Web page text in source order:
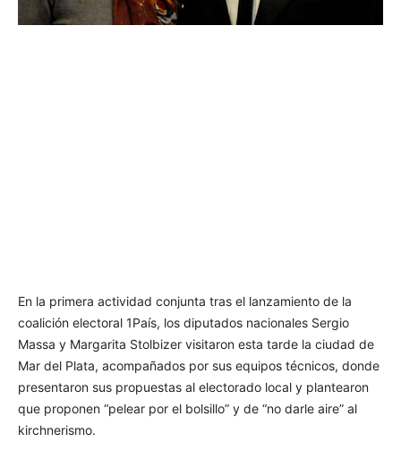
En la primera actividad conjunta tras el lanzamiento de la
coalición electoral 1País, los diputados nacionales Sergio
Massa y Margarita Stolbizer visitaron esta tarde la ciudad de
Mar del Plata, acompañados por sus equipos técnicos, donde
presentaron sus propuestas al electorado local y plantearon
que proponen “pelear por el bolsillo” y de “no darle aire” al
kirchnerismo.